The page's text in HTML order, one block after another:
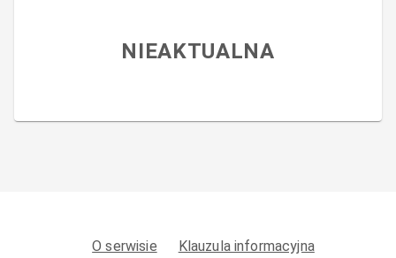
NIEAKTUALNA
O serwisie
Klauzula informacyjna